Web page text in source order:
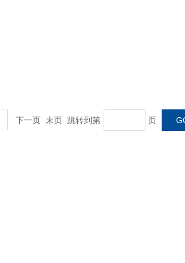
下一页 末页 跳转到第 页